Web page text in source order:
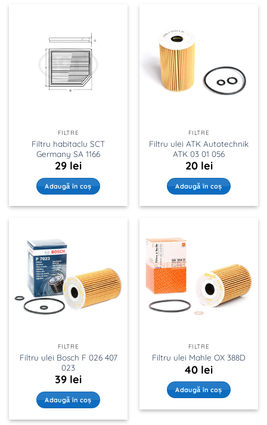
FILTRE
Filtru habitaclu SCT
Germany SA 1166
29 lei
Adaugă în coș
FILTRE
Filtru ulei ATK Autotechnik
ATK 03 01 056
20 lei
Adaugă în coș
FILTRE
Filtru ulei Bosch F 026 407
023
39 lei
Adaugă în coș
FILTRE
Filtru ulei Mahle OX 388D
40 lei
Adaugă în coș